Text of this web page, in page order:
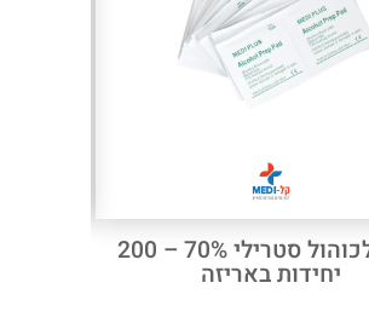
פד אלכוהול סטרילי 70% – 200
יחידות באריזה